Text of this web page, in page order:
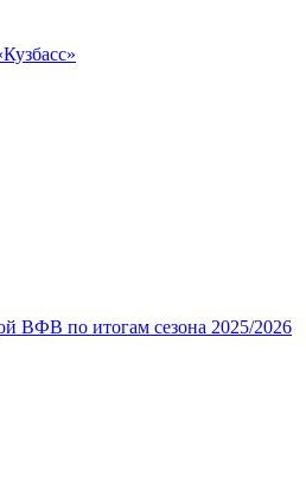
ВФВ по итогам сезона 2025/2026